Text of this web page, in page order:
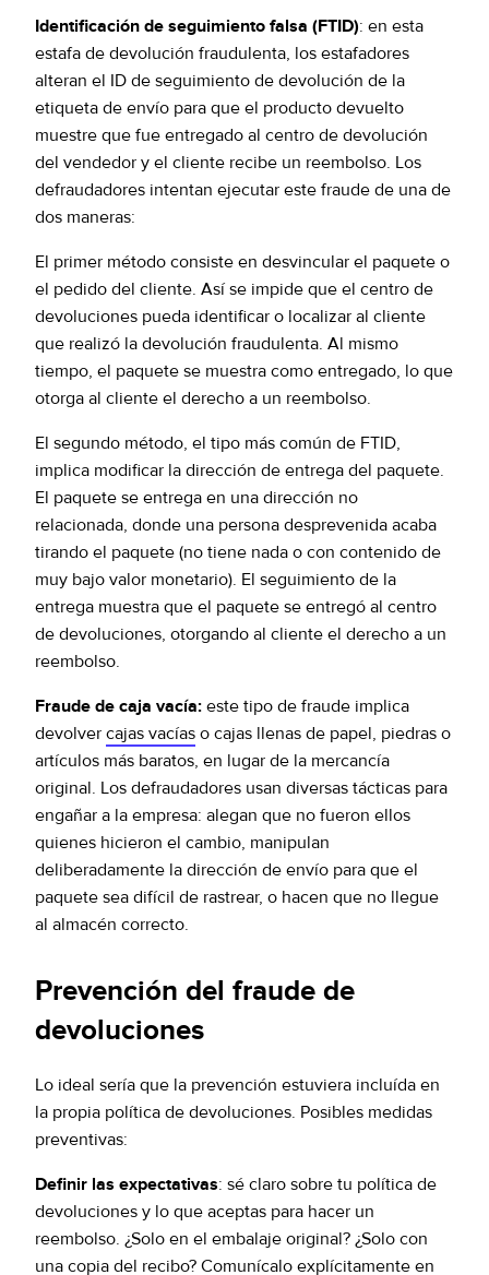
Identificación de seguimiento falsa (FTID): en esta
estafa de devolución fraudulenta, los estafadores
alteran el ID de seguimiento de devolución de la
etiqueta de envío para que el producto devuelto
muestre que fue entregado al centro de devolución
del vendedor y el cliente recibe un reembolso. Los
defraudadores intentan ejecutar este fraude de una de
dos maneras:
El primer método consiste en desvincular el paquete o
el pedido del cliente. Así se impide que el centro de
devoluciones pueda identificar o localizar al cliente
que realizó la devolución fraudulenta. Al mismo
tiempo, el paquete se muestra como entregado, lo que
otorga al cliente el derecho a un reembolso.
El segundo método, el tipo más común de FTID,
implica modificar la dirección de entrega del paquete.
El paquete se entrega en una dirección no
relacionada, donde una persona desprevenida acaba
tirando el paquete (no tiene nada o con contenido de
muy bajo valor monetario). El seguimiento de la
entrega muestra que el paquete se entregó al centro
de devoluciones, otorgando al cliente el derecho a un
reembolso.
Fraude de caja vacía: este tipo de fraude implica
devolver cajas vacías o cajas llenas de papel, piedras o
artículos más baratos, en lugar de la mercancía
original. Los defraudadores usan diversas tácticas para
engañar a la empresa: alegan que no fueron ellos
quienes hicieron el cambio, manipulan
deliberadamente la dirección de envío para que el
paquete sea difícil de rastrear, o hacen que no llegue
al almacén correcto.
Prevención del fraude de
devoluciones
Lo ideal sería que la prevención estuviera incluída en
la propia política de devoluciones. Posibles medidas
preventivas:
Definir las expectativas: sé claro sobre tu política de
devoluciones y lo que aceptas para hacer un
reembolso. ¿Solo en el embalaje original? ¿Solo con
una copia del recibo? Comunícalo explícitamente en